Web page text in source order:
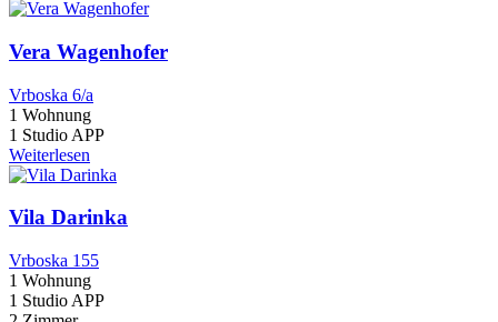
Vera Wagenhofer
Vrboska 6/a
1 Wohnung
1 Studio APP
Weiterlesen
Vila Darinka
Vrboska 155
1 Wohnung
1 Studio APP